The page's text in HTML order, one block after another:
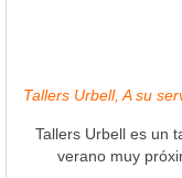
Tallers Urbell, A su
Tallers Urbell es un
verano muy